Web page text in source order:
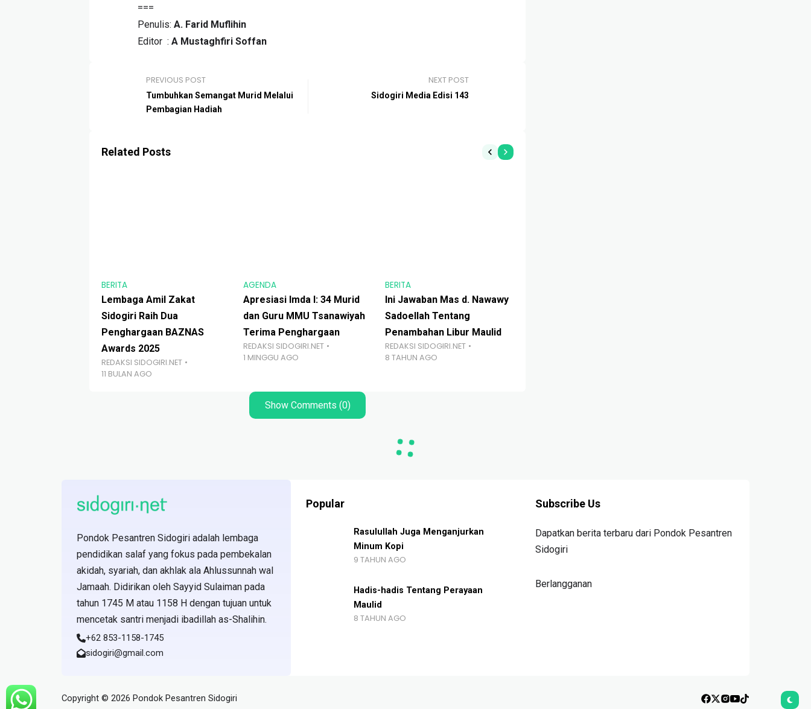
===
Penulis: A. Farid Muflihin
Editor : A Mustaghfiri Soffan
PREVIOUS POST
Tumbuhkan Semangat Murid Melalui
Pembagian Hadiah
NEXT POST
Sidogiri Media Edisi 143
Related Posts
BERITA
Lembaga Amil Zakat
Sidogiri Raih Dua
Penghargaan BAZNAS
Awards 2025
REDAKSI SIDOGIRI.NET
11 BULAN AGO
AGENDA
Apresiasi Imda I: 34 Murid
dan Guru MMU Tsanawiyah
Terima Penghargaan
REDAKSI SIDOGIRI.NET
1 MINGGU AGO
BERITA
Ini Jawaban Mas d. Nawawy
Sadoellah Tentang
Penambahan Libur Maulid
REDAKSI SIDOGIRI.NET
8 TAHUN AGO
Show Comments (0)
Pondok Pesantren Sidogiri adalah lembaga
pendidikan salaf yang fokus pada pembekalan
akidah, syariah, dan akhlak ala Ahlussunnah wal
Jamaah. Didirikan oleh Sayyid Sulaiman pada
tahun 1745 M atau 1158 H dengan tujuan untuk
mencetak santri menjadi ibadillah as-Shalihin.
+62 853-1158-1745
sidogiri@gmail.com
Popular
Rasulullah Juga Menganjurkan
Minum Kopi
9 TAHUN AGO
Hadis-hadis Tentang Perayaan
Maulid
8 TAHUN AGO
Subscribe Us
Dapatkan berita terbaru dari Pondok Pesantren
Sidogiri
Berlangganan
Copyright © 2026 Pondok Pesantren Sidogiri